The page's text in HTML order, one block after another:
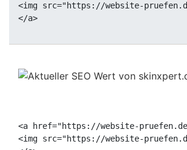
<img src="https://website-
<a href="https://website-
<img src="https://website-